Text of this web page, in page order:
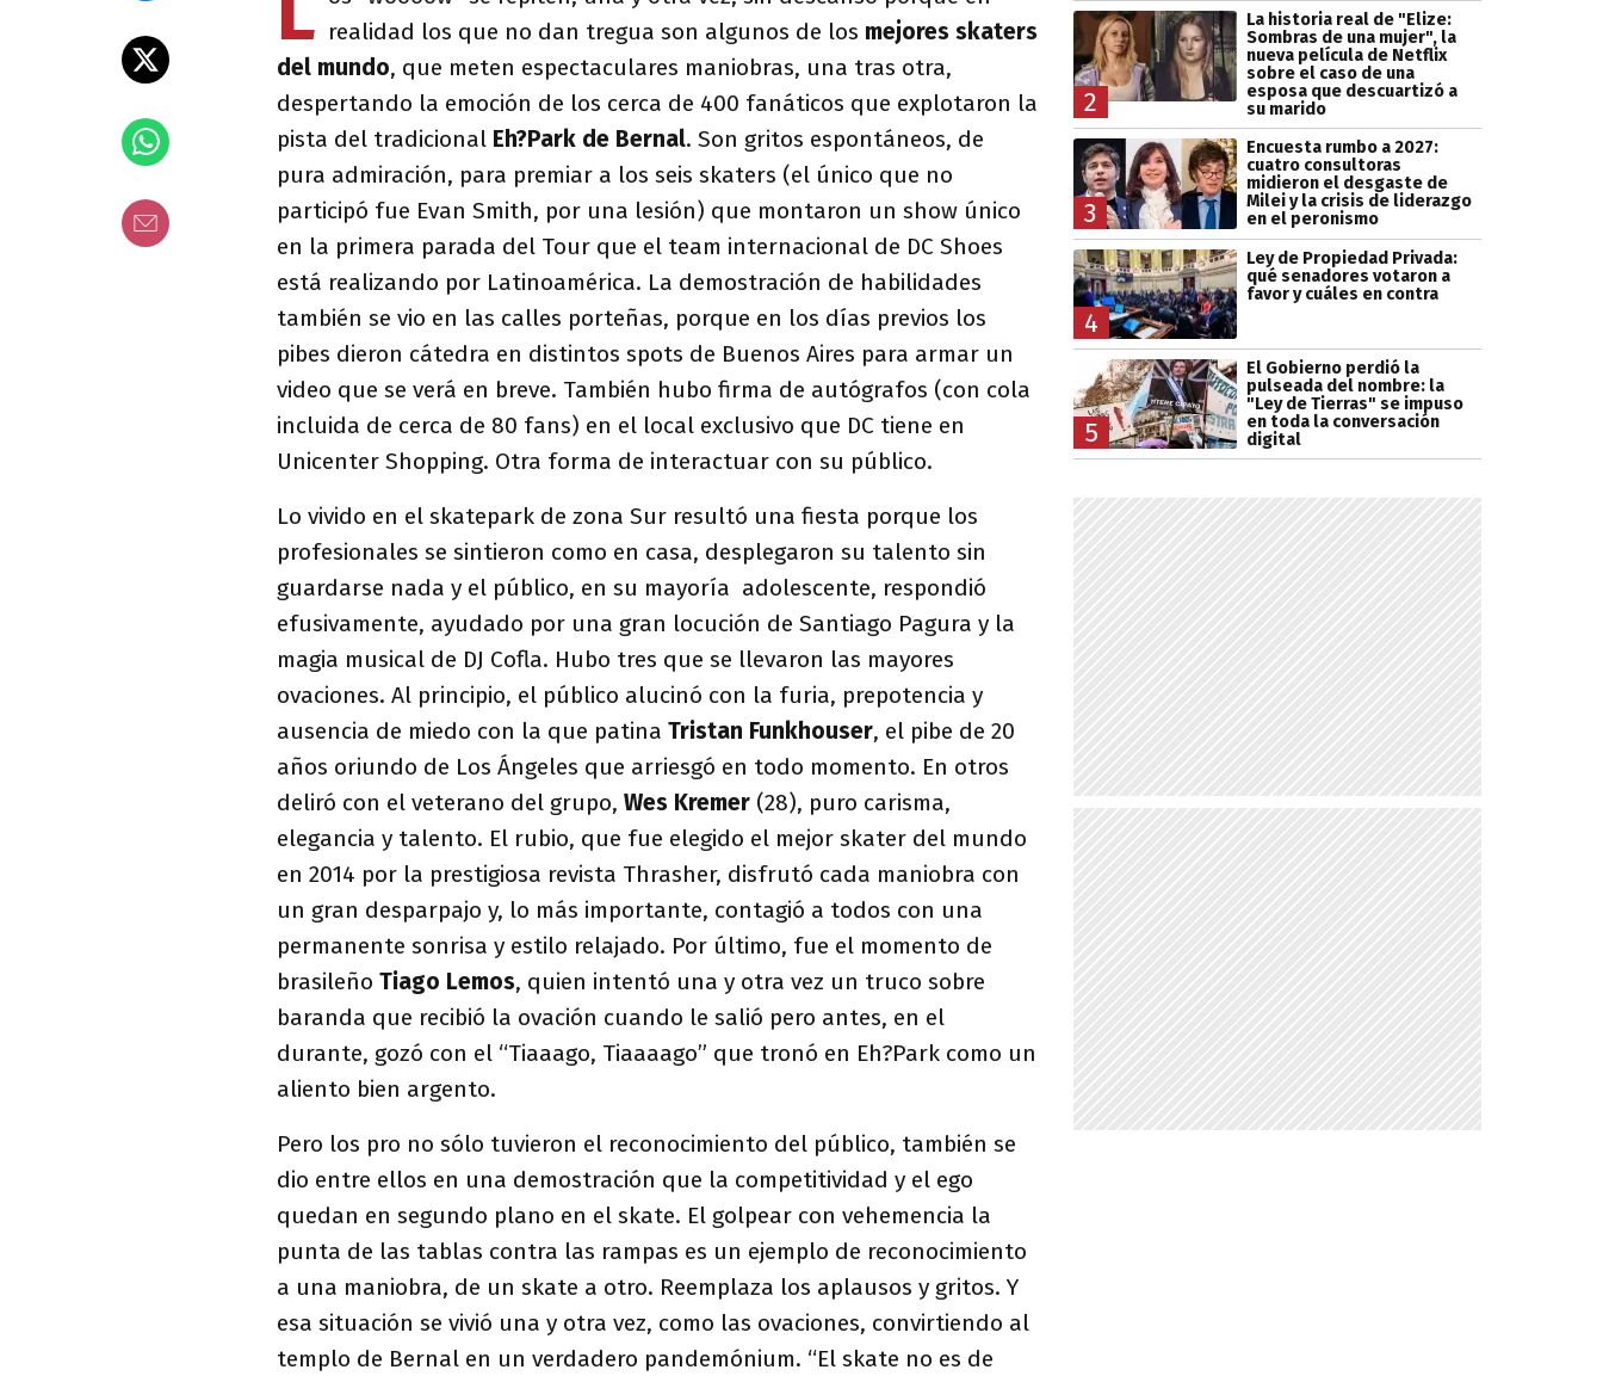
realidad los que no dan tregua son algunos de los mejores skaters
del mundo, que meten espectaculares maniobras, una tras otra,
despertando la emoción de los cerca de 400 fanáticos que explotaron la
pista del tradicional Eh?Park de Bernal. Son gritos espontáneos, de
pura admiración, para premiar a los seis skaters (el único que no
participó fue Evan Smith, por una lesión) que montaron un show único
en la primera parada del Tour que el team internacional de DC Shoes
está realizando por Latinoamérica. La demostración de habilidades
también se vio en las calles porteñas, porque en los días previos los
pibes dieron cátedra en distintos spots de Buenos Aires para armar un
video que se verá en breve. También hubo firma de autógrafos (con cola
incluida de cerca de 80 fans) en el local exclusivo que DC tiene en
Unicenter Shopping. Otra forma de interactuar con su público.
Lo vivido en el skatepark de zona Sur resultó una fiesta porque los
profesionales se sintieron como en casa, desplegaron su talento sin
guardarse nada y el público, en su mayoría adolescente, respondió
efusivamente, ayudado por una gran locución de Santiago Pagura y la
magia musical de DJ Cofla. Hubo tres que se llevaron las mayores
ovaciones. Al principio, el público alucinó con la furia, prepotencia y
ausencia de miedo con la que patina Tristan Funkhouser, el pibe de 20
años oriundo de Los Ángeles que arriesgó en todo momento. En otros
deliró con el veterano del grupo, Wes Kremer (28), puro carisma,
elegancia y talento. El rubio, que fue elegido el mejor skater del mundo
en 2014 por la prestigiosa revista Thrasher, disfrutó cada maniobra con
un gran desparpajo y, lo más importante, contagió a todos con una
permanente sonrisa y estilo relajado. Por último, fue el momento de
brasileño Tiago Lemos, quien intentó una y otra vez un truco sobre
baranda que recibió la ovación cuando le salió pero antes, en el
durante, gozó con el “Tiaaago, Tiaaaago” que tronó en Eh?Park como un
aliento bien argento.
Pero los pro no sólo tuvieron el reconocimiento del público, también se
dio entre ellos en una demostración que la competitividad y el ego
quedan en segundo plano en el skate. El golpear con vehemencia la
punta de las tablas contra las rampas es un ejemplo de reconocimiento
a una maniobra, de un skate a otro. Reemplaza los aplausos y gritos. Y
esa situación se vivió una y otra vez, como las ovaciones, convirtiendo al
templo de Bernal en un verdadero pandemónium. “El skate no es de
2
La historia real de "Elize:
Sombras de una mujer", la
nueva película de Netflix
sobre el caso de una
esposa que descuartizó a
su marido
3
Encuesta rumbo a 2027:
cuatro consultoras
midieron el desgaste de
Milei y la crisis de liderazgo
en el peronismo
4
Ley de Propiedad Privada:
qué senadores votaron a
favor y cuáles en contra
5
El Gobierno perdió la
pulseada del nombre: la
"Ley de Tierras" se impuso
en toda la conversación
digital